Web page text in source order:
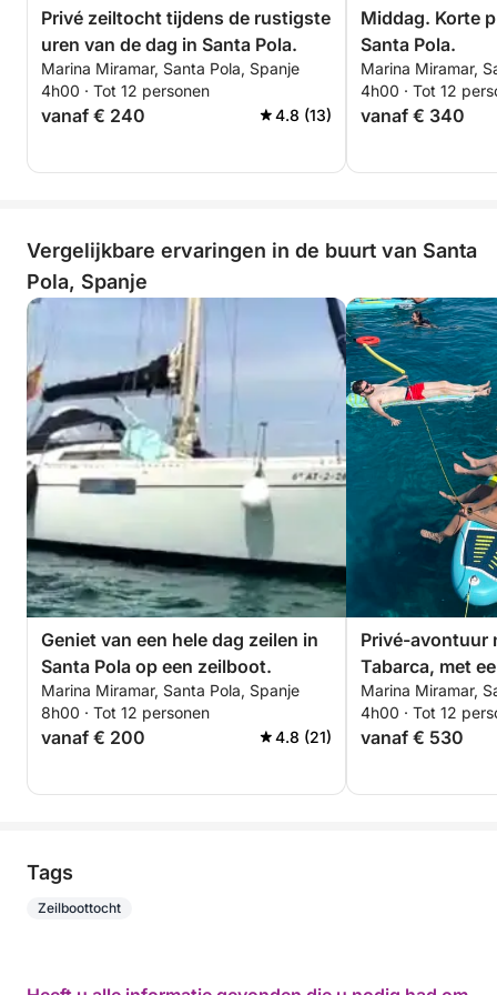
inbegrepen).
- Bekers, borden of wat je ook nodig hebt (wegwerp
is het handigst).
- U kunt eten bestellen bij een restaurant met een
bootservice en het laten bezorgen op uw zeilboot.
- U kunt een tafel reserveren en de boot van het
restaurant kan u naar de wal brengen voor de lunch.
---------------------------------------
PRIJZEN en TIJDSCHEMA'S:
------------------------------
------------------------------
JULI EN AUGUSTUS:
- Volledige dag (8 uur)
- Tijdschema: 9:00 tot 17:00 uur / TOTALE PRIJS: €
690
-------------------------------
- Halve dag (4 uur):
- Tijdschema: 9:00 tot 13:00 uur / TOTALE PRIJS: €
590
------------------------------
Privé zeiltocht tijdens de rustigste
uren van de dag in Santa Pola.
Marina Miramar, Santa Pola, Spanje
4h00 · Tot 12 personen
vanaf € 240 4.8 (13)
Middag. Korte
Santa Pola.
Marina Miramar,
4h00 · Tot 12
vanaf € 340
Vergelijkbare ervaringen in de buurt van Santa
Pola, Spanje
Geniet van een hele dag zeilen in
Santa Pola op een zeilboot.
Marina Miramar, Santa Pola, Spanje
8h00 · Tot 12 personen
vanaf € 200 4.8 (21)
Privé-avontuur
Tabarca, met
comfortabele
meter. Perfect
vrienden. (Halve dag) Brandstof
Marina Miramar,
4h00 · Tot 12
vanaf € 530
Tags
Zeilboottocht